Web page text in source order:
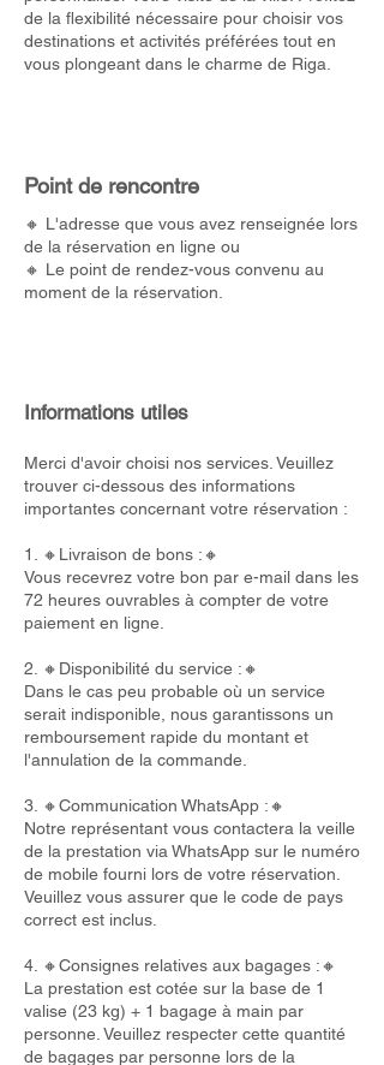
de la flexibilité nécessaire pour choisir vos
destinations et activités préférées tout en
vous plongeant dans le charme de Riga.
Point de rencontre
🔸 L'adresse que vous avez renseignée lors
de la réservation en ligne ou
🔸 Le point de rendez-vous convenu au
moment de la réservation.
Informations utiles
Merci d'avoir choisi nos services. Veuillez
trouver ci-dessous des informations
importantes concernant votre réservation :
1. 🔸Livraison de bons :🔸
Vous recevrez votre bon par e-mail dans les
72 heures ouvrables à compter de votre
paiement en ligne.
2. 🔸Disponibilité du service :🔸
Dans le cas peu probable où un service
serait indisponible, nous garantissons un
remboursement rapide du montant et
l'annulation de la commande.
3. 🔸Communication WhatsApp :🔸
Notre représentant vous contactera la veille
de la prestation via WhatsApp sur le numéro
de mobile fourni lors de votre réservation.
Veuillez vous assurer que le code de pays
correct est inclus.
4. 🔸Consignes relatives aux bagages :🔸
La prestation est cotée sur la base de 1
valise (23 kg) + 1 bagage à main par
personne. Veuillez respecter cette quantité
de bagages par personne lors de la